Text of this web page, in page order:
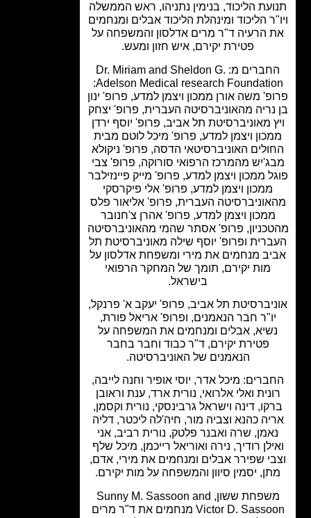
הליכוד, בנימין נתניהו, ראש הממשלה
הליכוד ומינהלת הליכוד אבלים ומנחמים
הרעיה ד"ר מרים אדלסון והמשפחה על
פטירת יקירם, איש חזון ומעש.
החברים מ: Dr. Miriam and Sheldon G.
Adelson Medical research Foundation:
משה אורן ממכון ויצמן למדע, פרופ' ינון
מהאוניברסיטה העברית, פרופ' יצחק
מאוניברסיטת תל אביב, פרופ' יוסף ירדן
ויצמן למדע, פרופ' מיכל לוטם מבית
האוניברסיטאי הדסה, פרופ' ניקולא
מהמרכז הרפואי סורוקה, פרופ' צבי
ממכון ויצמן למדע, פרופ' מייק פיינזילבר
ממכון ויצמן למדע, פרופ' אלי פיקרסקי
העברית, פרופ' אליאור פלס
ממכון ויצמן למדע, פרופ' אהרן צ'חנובר
פרופ' אסתר שהמי מהאוניברסיטה
ופרופ' יוסף שילה מאוניברסיטת תל
מנחמים את מירי ומשפחת אדלסון על
מות יקירם, תומך של המחקר הרפואי
בישראל.
תל אביב, פרופ' יעקב א' פרנקל,
חבר הנאמנים, ופרופ' אריאל פורת,
אבלים ומנחמים את המשפחה על
פטירת יקירם, ד"ר כבוד וחבר בחבר
הנאמנים של האוניברסיטה.
מיכל אדר, יוסי אופיר וחנה לייבה,
ואלי אלרואי, נורית ארד, ענת וראובן
דינה וישראל גרבינסקי, נורית וקסמן,
כהנא וצביה מור, חיה'לה ליכטר, דליה
שרה ואבנר פלטק, נורית רביב, אני
רודיך, נירה ואוריאל רייכמן, מיכל שלף
שפירר אבלים ומנחמים את מירי, אדם,
יסמין סיוון והמשפחה על מות יקירם.
משפחת ששון, Sunny M. Sassoon and
Victor D. Sassoon מנחמים את ד"ר מרים